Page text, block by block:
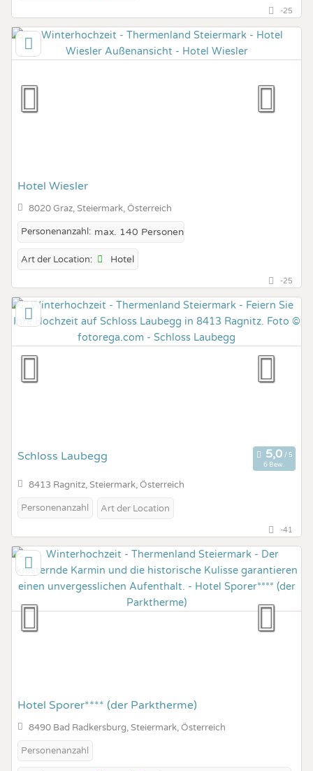
-25
Hotel Wiesler
8020 Graz, Steiermark, Österreich
Personenanzahl: max. 140 Personen
Art der Location: Hotel
-25
Schloss Laubegg
6 Bew.
8413 Ragnitz, Steiermark, Österreich
Personenanzahl Art der Location
-41
Hotel Sporer**** (der Parktherme)
8490 Bad Radkersburg, Steiermark, Österreich
Personenanzahl